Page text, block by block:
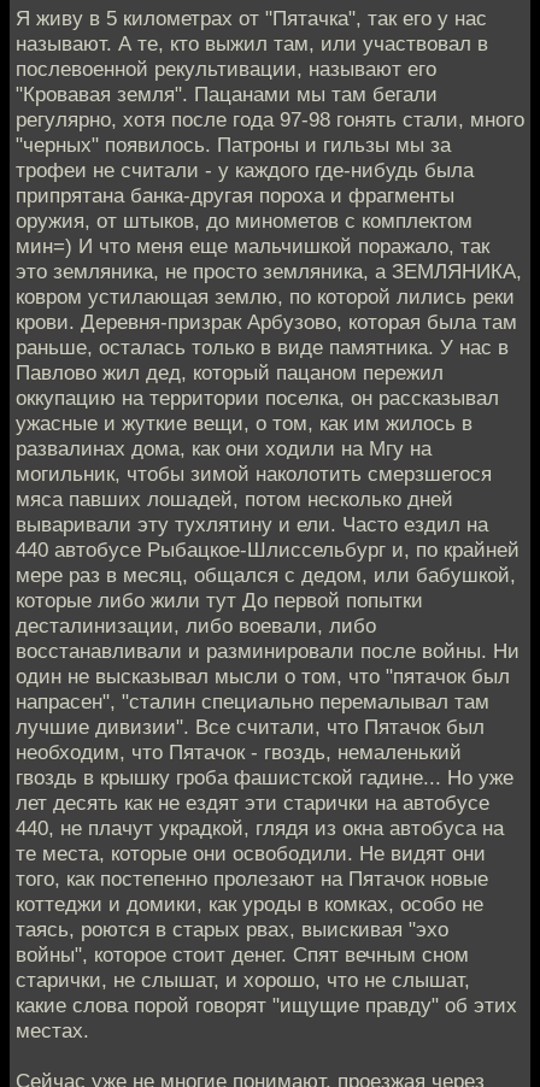
Я живу в 5 километрах от "Пятачка", так его у нас
называют. А те, кто выжил там, или участвовал в
послевоенной рекультивации, называют его
"Кровавая земля". Пацанами мы там бегали
регулярно, хотя после года 97-98 гонять стали, много
"черных" появилось. Патроны и гильзы мы за
трофеи не считали - у каждого где-нибудь была
припрятана банка-другая пороха и фрагменты
оружия, от штыков, до минометов с комплектом
мин=) И что меня еще мальчишкой поражало, так
это земляника, не просто земляника, а ЗЕМЛЯНИКА,
ковром устилающая землю, по которой лились реки
крови. Деревня-призрак Арбузово, которая была там
раньше, осталась только в виде памятника. У нас в
Павлово жил дед, который пацаном пережил
оккупацию на территории поселка, он рассказывал
ужасные и жуткие вещи, о том, как им жилось в
развалинах дома, как они ходили на Мгу на
могильник, чтобы зимой наколотить смерзшегося
мяса павших лошадей, потом несколько дней
вываривали эту тухлятину и ели. Часто ездил на
440 автобусе Рыбацкое-Шлиссельбург и, по крайней
мере раз в месяц, общался с дедом, или бабушкой,
которые либо жили тут До первой попытки
десталинизации, либо воевали, либо
восстанавливали и разминировали после войны. Ни
один не высказывал мысли о том, что "пятачок был
напрасен", "сталин специально перемалывал там
лучшие дивизии". Все считали, что Пятачок был
необходим, что Пятачок - гвоздь, немаленький
гвоздь в крышку гроба фашистской гадине... Но уже
лет десять как не ездят эти старички на автобусе
440, не плачут украдкой, глядя из окна автобуса на
те места, которые они освободили. Не видят они
того, как постепенно пролезают на Пятачок новые
коттеджи и домики, как уроды в комках, особо не
таясь, роются в старых рвах, выискивая "эхо
войны", которое стоит денег. Спят вечным сном
старички, не слышат, и хорошо, что не слышат,
какие слова порой говорят "ищущие правду" об этих
местах.
Сейчас уже не многие понимают, проезжая через